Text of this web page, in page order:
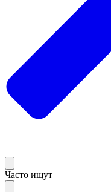
Часто ищут